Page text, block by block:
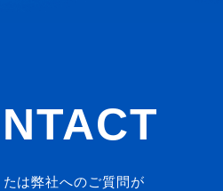
たは弊社へのご質問が